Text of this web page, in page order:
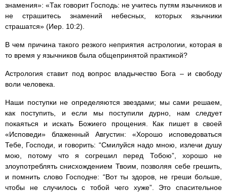
знамения»: «Так говорит Господь: не учитесь путям язычников и
не страшитесь знамений небесных, которых язычники
страшатся» (Иер. 10:2).
В чем причина такого резкого неприятия астрологии, которая в
то время у язычников была общепринятой практикой?
Астрология ставит под вопрос владычество Бога – и свободу
воли человека.
Наши поступки не определяются звездами; мы сами решаем,
как поступить, и если мы поступили дурно, нам следует
покаяться и искать Божиего прощения. Как пишет в своей
«Исповеди» блаженный Августин: «Хорошо исповедоваться
Тебе, Господи, и говорить: “Смилуйся надо мною, излечи душу
мою, потому что я согрешил перед Тобою”, хорошо не
злоупотреблять снисхождением Твоим, позволяя себе грешить,
и помнить слово Господне: “Вот ты здоров, не греши больше,
чтобы не случилось с тобой чего хуже”. Это спасительное